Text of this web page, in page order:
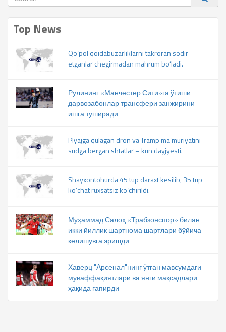
Top News
Qo‘pol qoidabuzarliklarni takroran sodir
etganlar chegirmadan mahrum bo‘ladi.
Рулининг «Манчестер Сити»га ўтиши
дарвозабонлар трансфери занжирини
ишга туширади
Plyajga qulagan dron va Tramp ma’muriyatini
sudga bergan shtatlar – kun dayjyesti.
Shayxontohurda 45 tup daraxt kesilib, 35 tup
ko‘chat ruxsatsiz ko‘chirildi.
Муҳаммад Салоҳ «Трабзонспор» билан
икки йиллик шартнома шартлари бўйича
келишувга эришди
Хаверц "Арсенал"нинг ўтган мавсумдаги
муваффақиятлари ва янги мақсадлари
ҳақида гапирди